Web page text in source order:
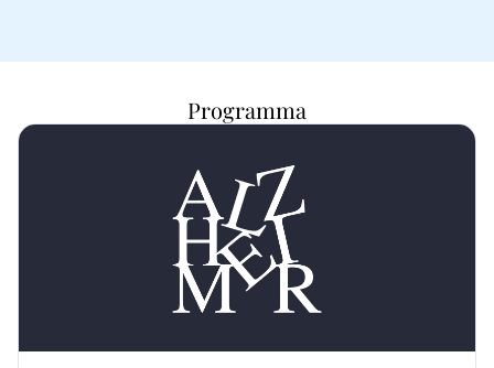
Programma